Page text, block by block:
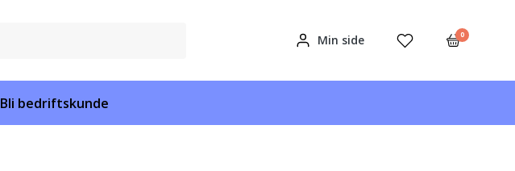
Min side 0
Bli bedriftskunde